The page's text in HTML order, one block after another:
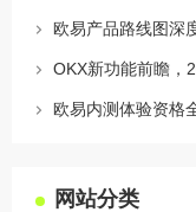
欧易产品路线图深
OKX新功能前瞻，
欧易内测体验资格
网站分类